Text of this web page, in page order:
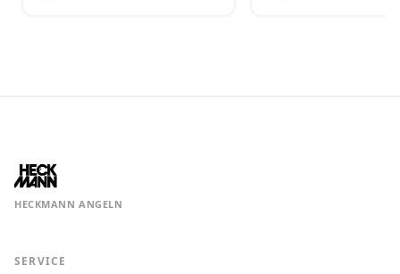
HECKMANN ANGELN
SERVICE